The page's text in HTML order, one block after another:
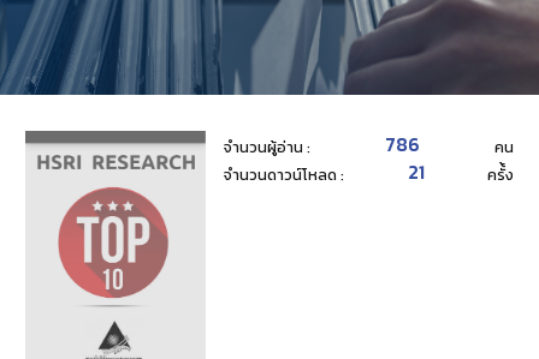
จำนวนผู้อ่าน : 786
คน
จำนวนดาวน์โหลด :
21 ครั้้ง